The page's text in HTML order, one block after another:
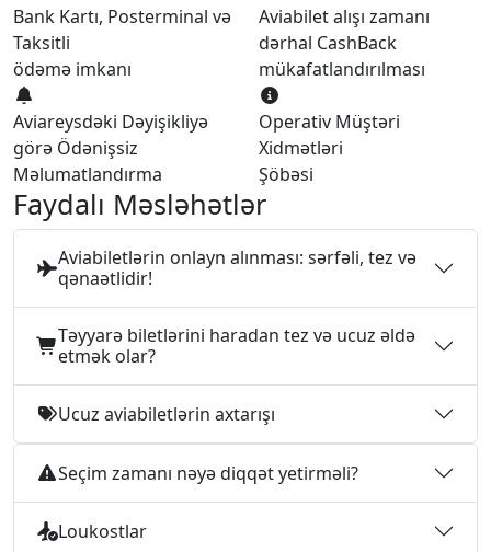
Bank Kartı, Posterminal və
Taksitli
ödəmə imkanı
Aviabilet alışı zamanı
dərhal CashBack
mükafatlandırılması
Aviareysdəki Dəyişikliyə
görə Ödənişsiz
Məlumatlandırma
Operativ Müştəri
Xidmətləri
Şöbəsi
Faydalı Məsləhətlər
Aviabiletlərin onlayn alınması: sərfəli, tez və
qənaətlidir!
Təyyarə biletlərini haradan tez və ucuz əldə
etmək olar?
Ucuz aviabiletlərin axtarışı
Seçim zamanı nəyə diqqət yetirməli?
Loukostlar